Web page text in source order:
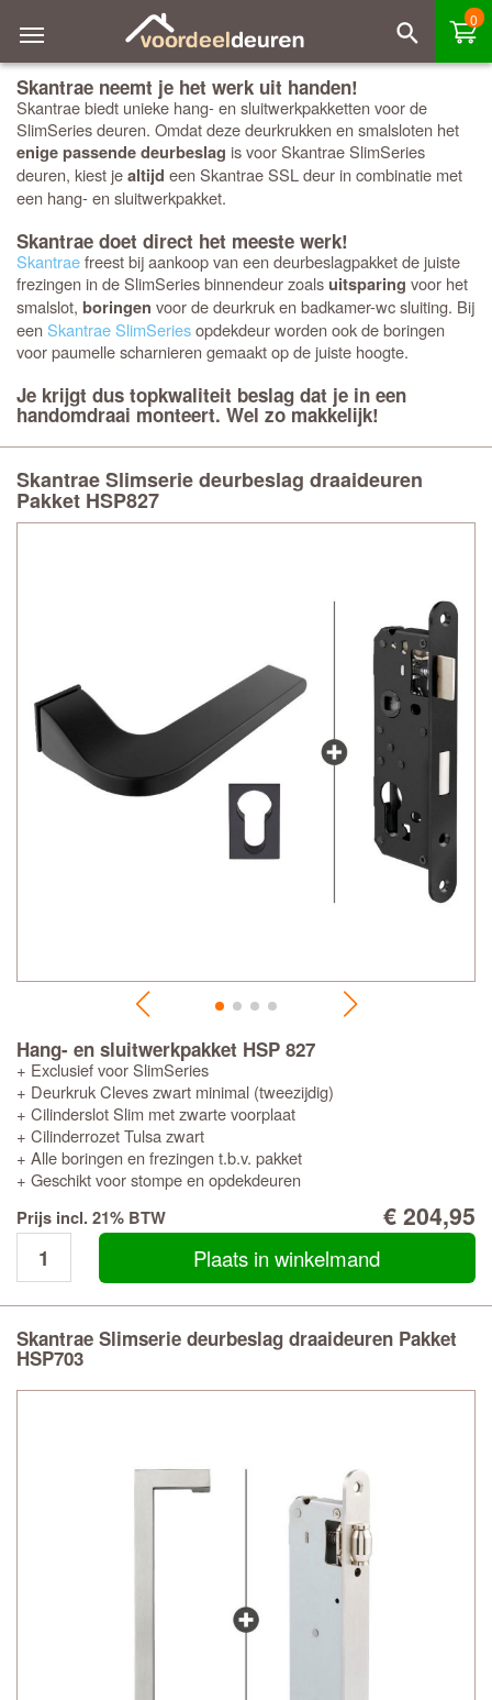
0
Skantrae neemt je het werk uit handen!
Skantrae biedt unieke hang- en sluitwerkpakketten voor de
SlimSeries deuren. Omdat deze deurkrukken en smalsloten het
enige passende deurbeslag is voor Skantrae SlimSeries
deuren, kiest jealtijd een Skantrae SSL deur in combinatie met
een hang- en sluitwerkpakket.
Skantrae doet direct het meeste werk!
Skantraefreest bij aankoop van een deurbeslagpakket de juiste
frezingen in de SlimSeries binnendeur zoalsuitsparing voor het
smalslot, boringen voor de deurkruk en badkamer-wc sluiting. Bij
eenSkantrae SlimSeriesopdekdeur worden ook de boringen
voor paumelle scharnieren gemaakt op de juiste hoogte.
Je krijgt dus topkwaliteit beslag dat je in een
handomdraai monteert. Wel zo makkelijk!
Skantrae Slimserie deurbeslag draaideuren
Pakket HSP827
Hang- en sluitwerkpakket HSP 827
+ Exclusief voor SlimSeries
+ Deurkruk Cleves zwart minimal (tweezijdig)
+ Cilinderslot Slim met zwarte voorplaat
+ Cilinderrozet Tulsa zwart
+ Alle boringen en frezingen t.b.v. pakket
+ Geschikt voor stompe en opdekdeuren
Prijs incl. 21% BTW
€ 204,95
Plaats in winkelmand
Skantrae Slimserie deurbeslag draaideuren Pakket
HSP703